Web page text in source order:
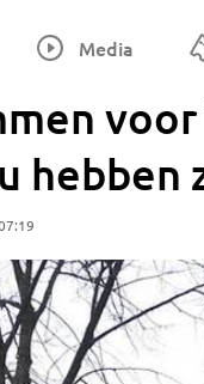
Media
hebben